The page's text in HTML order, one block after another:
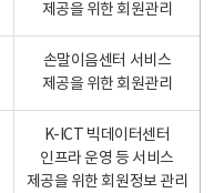
제공을 위한 회원관리
손말이음센터 서비스
제공을 위한 회원관리
K-ICT 빅데이터센터
인프라 운영 등 서비스
제공을 위한 회원정보 관리